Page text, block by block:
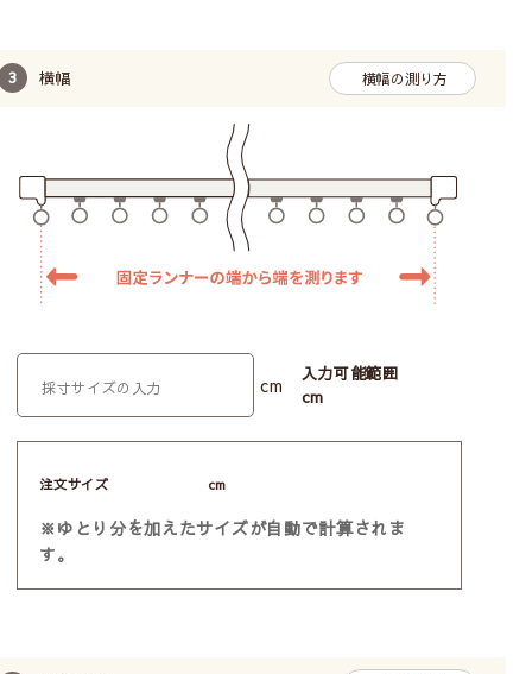
横幅 横幅の測り方
cm
入力可能範囲
cm
注文サイズ cm
※ゆとり分を加えたサイズが自動で計算されま
す。